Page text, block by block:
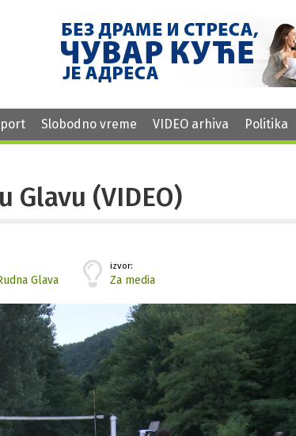
Slobodno vreme VIDEO arhiva Politika
(VIDEO)
Glava
izvor:
Za media